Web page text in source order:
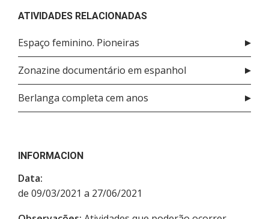
ATIVIDADES RELACIONADAS
Espaço feminino. Pioneiras
Zonazine documentário em espanhol
Berlanga completa cem anos
INFORMACION
Data:
de 09/03/2021 a 27/06/2021